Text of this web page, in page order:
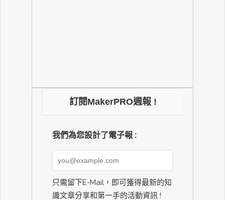
訂閱MakerPRO週報 !
我們為您設計了電子報 :
只需留下E-Mail，即可獲得最新的知
識文章分享和第一手的活動資訊 !